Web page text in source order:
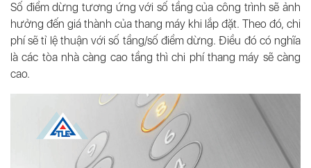
Số điểm dừng tương ứng với số tầng của công trình sẽ ảnh
hưởng đến giá thành của thang máy khi lắp đặt. Theo đó, chi
phí sẽ tỉ lệ thuận với số tầng/số điểm dừng. Điều đó có nghĩa
là các tòa nhà càng cao tầng thì chi phí thang máy sẽ càng
cao.